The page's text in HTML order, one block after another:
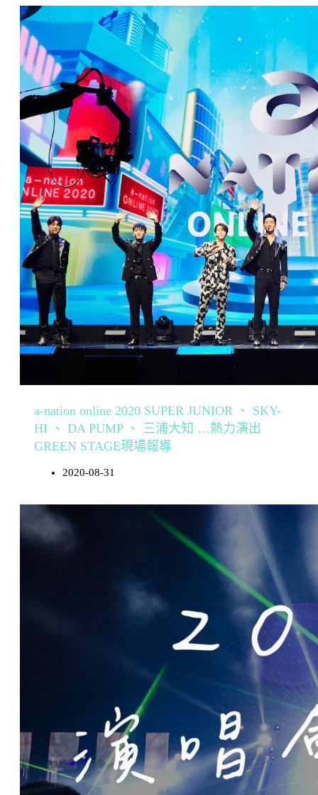
a-nation online 2020 SUPER JUNIOR 、 SKY-
HI 、 DA PUMP 、 三浦大知 …熱力演出
GREEN STAGE現場報導
2020-08-31